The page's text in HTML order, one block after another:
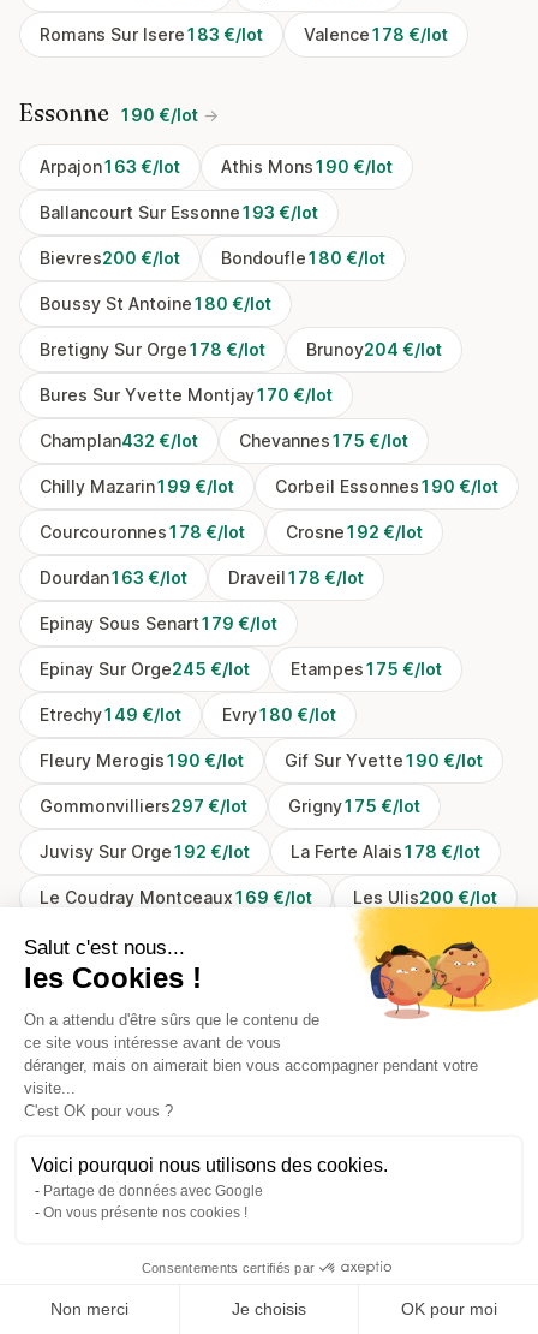
Salut c'est nous...
les Cookies !
On a attendu d'être sûrs que le contenu de
ce site vous intéresse avant de vous
déranger, mais on aimerait bien vous accompagner pendant votre
visite...
C'est OK pour vous ?
Voici pourquoi nous utilisons des cookies.
Partage de données avec Google
On vous présente nos cookies !
Consentements certifiés par
Non merci Je choisis OK pour moi
Romans Sur Isere183 €/lot Valence178 €/lot
Essonne 190 €/lot →
Arpajon163 €/lot Athis Mons190 €/lot
Ballancourt Sur Essonne193 €/lot
Bievres200 €/lot Bondoufle180 €/lot
Boussy St Antoine180 €/lot
Bretigny Sur Orge178 €/lot Brunoy204 €/lot
Bures Sur Yvette Montjay170 €/lot
Champlan432 €/lot Chevannes175 €/lot
Chilly Mazarin199 €/lot Corbeil Essonnes190 €/lot
Courcouronnes178 €/lot Crosne192 €/lot
Dourdan163 €/lot Draveil178 €/lot
Epinay Sous Senart179 €/lot
Epinay Sur Orge245 €/lot Etampes175 €/lot
Etrechy149 €/lot Evry180 €/lot
Fleury Merogis190 €/lot Gif Sur Yvette190 €/lot
Gommonvilliers297 €/lot Grigny175 €/lot
Juvisy Sur Orge192 €/lot La Ferte Alais178 €/lot
Le Coudray Montceaux169 €/lot Les Ulis200 €/lot
Limours183 €/lot
Lisses192 €/lot 200 €/lot
Longpont Sur Orge 196 €/lot
Mennecy 192 €/lot
Montlhery
Morigny Champigny 175 €/lot
Morsang Sur Orge175 €/lot
192 €/lot Palaiseau200 €/lot
Paray Vieille Poste 205 €/lot